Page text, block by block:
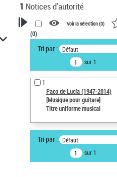
1 Notices d'autorité
VOTRE RECHERCHE
Recherche avancée dans les
notices d’autorité
Œuvres liées à l'auteur :
Paco de Lucía (1947-2014)
Type de notice d'autorité
Pays
ne s'applique pas
Voir la sélection (0)
(0)
Tri par : Défaut
sur 1
1
Paco de Lucía (1947-2014)
[Musique pour guitare]
Titre uniforme musical
Tri par : Défaut
sur 1